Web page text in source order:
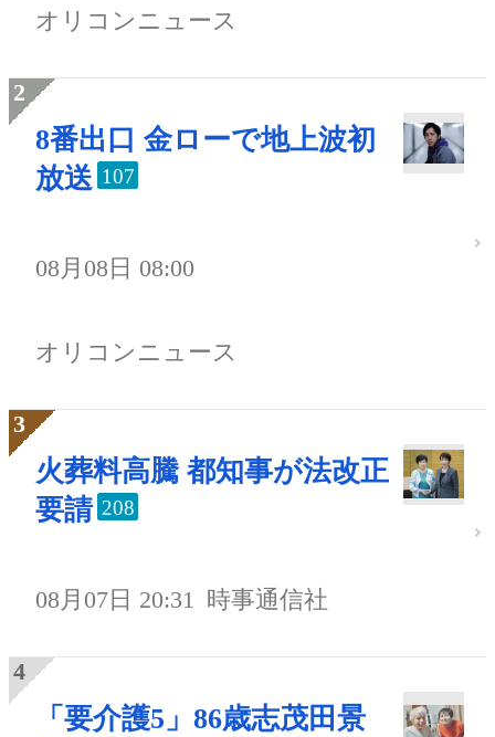
オリコンニュース
8番出口 金ローで地上波初
放送 107
08月08日 08:00
オリコンニュース
火葬料高騰 都知事が法改正
要請 208
08月07日 20:31 時事通信社
「要介護5」86歳志茂田景